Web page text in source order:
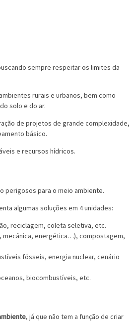
sempre respeitar os limites da
rurais e urbanos, bem como
solo e do ar.
de projetos de grande complexidade,
básico.
e recursos hídricos.
perigosos para o meio ambiente.
algumas soluções em 4 unidades:
reciclagem, coleta seletiva, etc.
energética…), compostagem,
fósseis, energia nuclear, cenário
biocombustíveis, etc.
, já que não tem a função de criar